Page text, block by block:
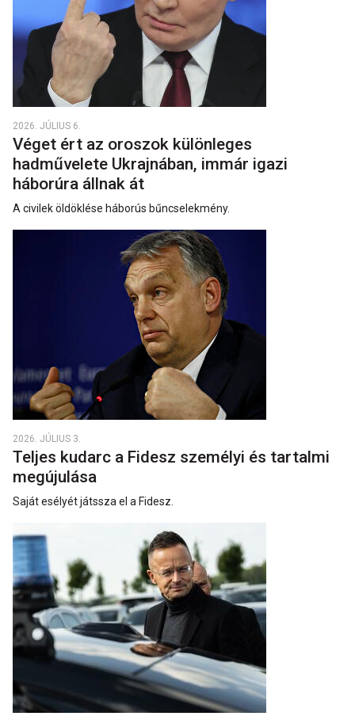
2026. JÚLIUS 6.
Véget ért az oroszok különleges
hadművelete Ukrajnában, immár igazi
háborúra állnak át
A civilek öldöklése háborús bűncselekmény.
2026. JÚLIUS 3.
Teljes kudarc a Fidesz személyi és tartalmi
megújulása
Saját esélyét játssza el a Fidesz.